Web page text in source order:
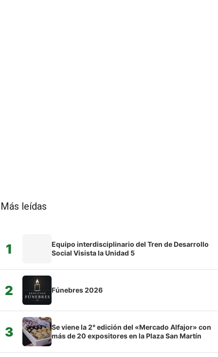
Más leídas
1
Equipo interdisciplinario del Tren de Desarrollo
Social Visista la Unidad 5
2 Fúnebres 2026
3
Se viene la 2° edición del «Mercado Alfajor» con
más de 20 expositores en la Plaza San Martín